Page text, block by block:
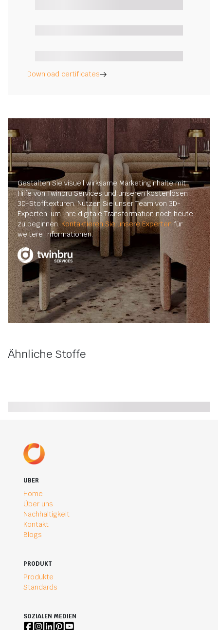
Download certificates
Gestalten Sie visuell wirksame Marketinginhalte mit
Hilfe von Twinbru Services und unseren kostenlosen
3D-Stofftexturen. Nutzen Sie unser Team von 3D-
Experten, um Ihre digitale Transformation noch heute
zu beginnen.Kontaktieren Sie unsere Expertenfür
weitere Informationen.
Ähnliche Stoffe
UBER
Home
Über uns
Nachhaltigkeit
Kontakt
Blogs
PRODUKT
Produkte
Standards
SOZIALEN MEDIEN